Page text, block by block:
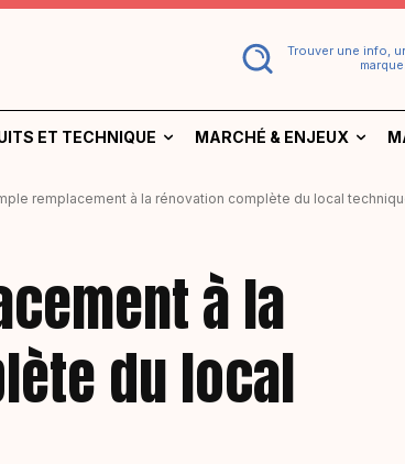
Trouver une info,
marque...
ET TECHNIQUE MARCHÉ & ENJEUX
remplacement à la rénovation complète du local
à la
du local